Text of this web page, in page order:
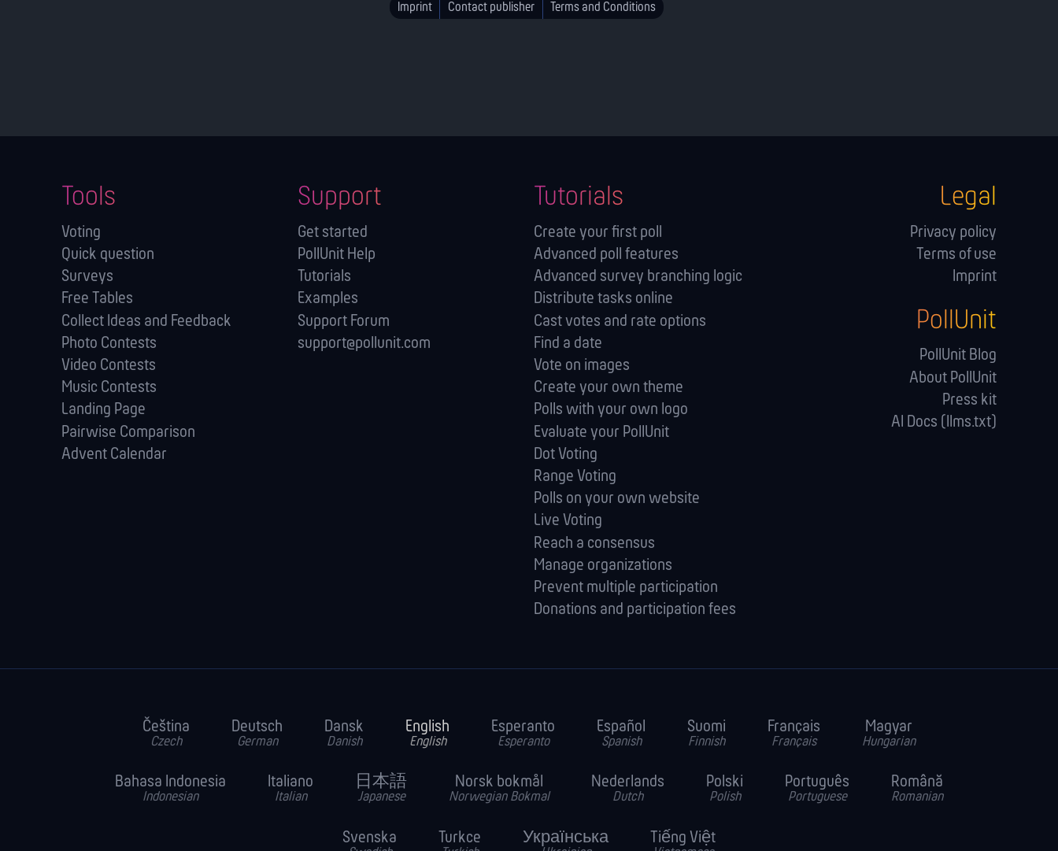
Imprint Contact publisher Terms and Conditions
Tools
Voting
Quick question
Surveys
Free Tables
Collect Ideas and Feedback
Photo Contests
Video Contests
Music Contests
Landing Page
Pairwise Comparison
Advent Calendar
Support
Get started
PollUnit Help
Tutorials
Examples
Support Forum
support@pollunit.com
Tutorials
Create your first poll
Advanced poll features
Advanced survey branching logic
Distribute tasks online
Cast votes and rate options
Find a date
Vote on images
Create your own theme
Polls with your own logo
Evaluate your PollUnit
Dot Voting
Range Voting
Polls on your own website
Live Voting
Reach a consensus
Manage orga­nizations
Prevent multiple participation
Donations and participation fees
Legal
Privacy policy
Terms of use
Imprint
PollUnit
PollUnit Blog
About PollUnit
Press kit
AI Docs (llms.txt)
Čeština
Czech
Deutsch
German
Dansk
Danish
English
English
Esperanto
Esperanto
Español
Spanish
Suomi
Finnish
Français
Français
Magyar
Hungarian
Bahasa Indonesia
Indonesian
Italiano
Italian
日本語
Japanese
Norsk bokmål
Norwegian Bokmal
Nederlands
Dutch
Polski
Polish
Português
Portuguese
Română
Romanian
Svenska Turkce Українська Tiếng Việt